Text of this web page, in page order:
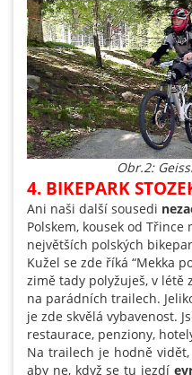
Obr.2:
4. BIKEPARK
Ani naši další sousedi
Polskem, kousek od
největších polských
Kužel se zde říká “Mekka
zimě tady polyžuješ, v létě
na parádních trailech.
je zde skvělá vybavenost.
restaurace, penziony,
Na trailech je hodně
aby ne, když se tu jezdí